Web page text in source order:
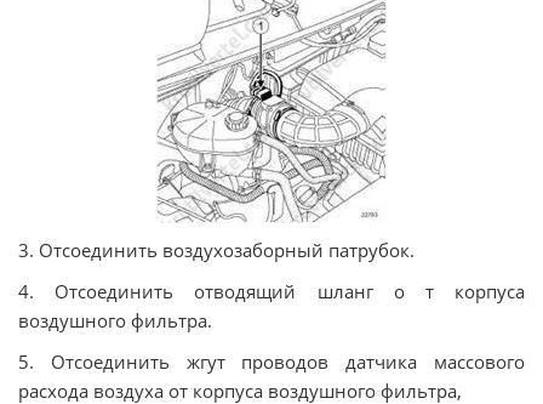
3. Отсоединить воздухозаборный патрубок.
4. Отсоединить отводящий шланг о т корпуса
воздушного фильтра.
5. Отсоединить жгут проводов датчика массового
расхода воздуха от корпуса воздушного фильтра,